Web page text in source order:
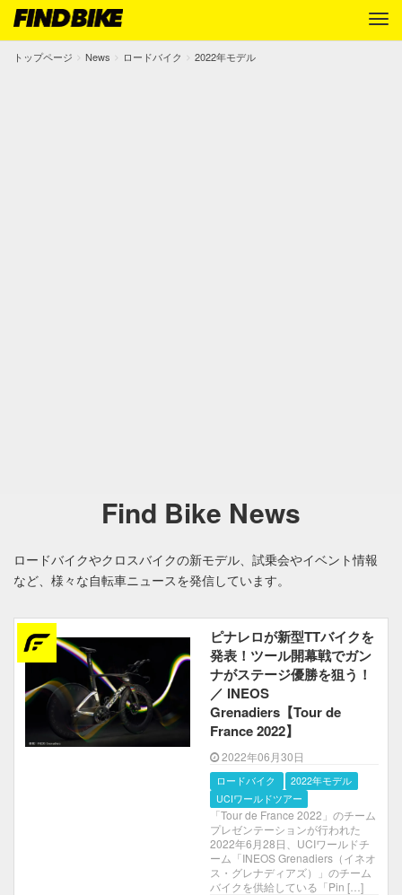
トップページ News ロードバイク 2022年モデル
Find Bike News
ロードバイクやクロスバイクの新モデル、試乗会やイベント情報
など、様々な自転車ニュースを発信しています。
ピナレロが新型TTバイクを
発表！ツール開幕戦でガン
ナがステージ優勝を狙う！
／ INEOS
Grenadiers【Tour de
France 2022】
2022年06月30日
ロードバイク
2022年モデル
UCIワールドツアー
「Tour de France 2022」のチーム
プレゼンテーションが行われた
2022年6月28日、UCIワールドチ
ーム「INEOS Grenadiers（イネオ
ス・グレナディアズ）」のチーム
バイクを供給している「Pin […]